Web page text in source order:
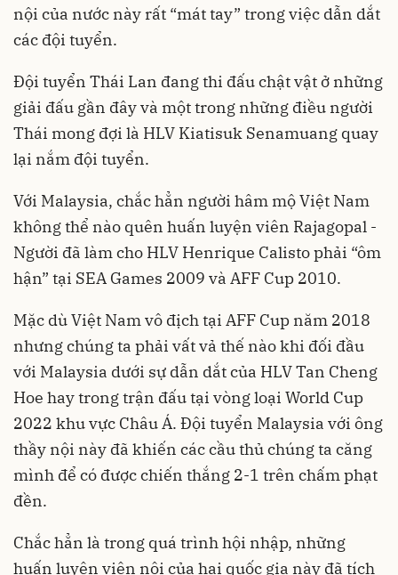
nội của nước này rất “mát tay” trong việc dẫn dắt
các đội tuyển.
Đội tuyển Thái Lan đang thi đấu chật vật ở những
giải đấu gần đây và một trong những điều người
Thái mong đợi là HLV Kiatisuk Senamuang quay
lại nắm đội tuyển.
Với Malaysia, chắc hẳn người hâm mộ Việt Nam
không thể nào quên huấn luyện viên Rajagopal -
Người đã làm cho HLV Henrique Calisto phải “ôm
hận” tại SEA Games 2009 và AFF Cup 2010.
Mặc dù Việt Nam vô địch tại AFF Cup năm 2018
nhưng chúng ta phải vất vả thế nào khi đối đầu
với Malaysia dưới sự dẫn dắt của HLV Tan Cheng
Hoe hay trong trận đấu tại vòng loại World Cup
2022 khu vực Châu Á. Đội tuyển Malaysia với ông
thầy nội này đã khiến các cầu thủ chúng ta căng
mình để có được chiến thắng 2-1 trên chấm phạt
đền.
Chắc hẳn là trong quá trình hội nhập, những
huấn luyện viên nội của hai quốc gia này đã tích